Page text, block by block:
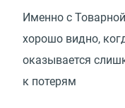
Именно с
хорошо видно,
оказывается
к потерям